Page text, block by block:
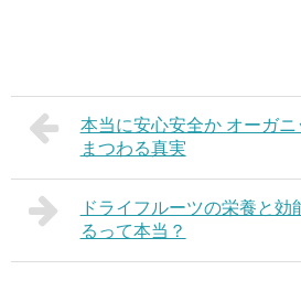
本当に安心安全か オーガ
まつわる真実
ドライフルーツの栄養と効
るって本当？